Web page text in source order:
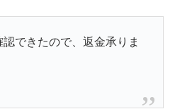
認できたので、返金承りま